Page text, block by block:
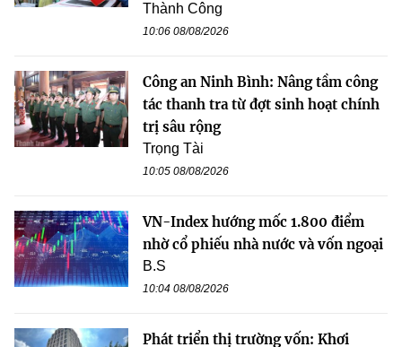
Thành Công
10:06 08/08/2026
Công an Ninh Bình: Nâng tầm công
tác thanh tra từ đợt sinh hoạt chính
trị sâu rộng
Trọng Tài
10:05 08/08/2026
VN-Index hướng mốc 1.800 điểm
nhờ cổ phiếu nhà nước và vốn ngoại
B.S
10:04 08/08/2026
Phát triển thị trường vốn: Khơi